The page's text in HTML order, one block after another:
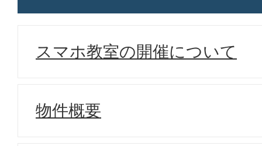
スマホ教室の開催について
物件概要